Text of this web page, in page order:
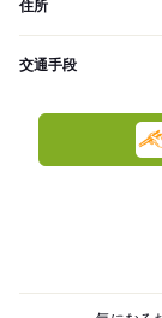
住所
交通手段